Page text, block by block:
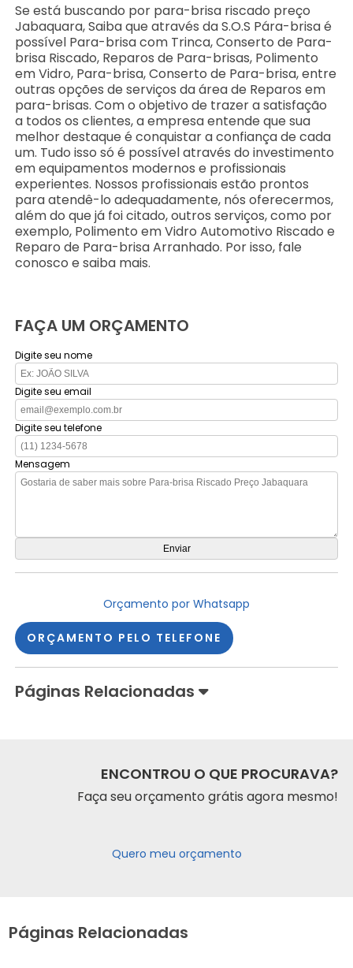
Se está buscando por para-brisa riscado preço
Jabaquara, Saiba que através da S.O.S Pára-brisa é
possível Para-brisa com Trinca, Conserto de Para-
brisa Riscado, Reparos de Para-brisas, Polimento
em Vidro, Para-brisa, Conserto de Para-brisa, entre
outras opções de serviços da área de Reparos em
para-brisas. Com o objetivo de trazer a satisfação
a todos os clientes, a empresa entende que sua
melhor destaque é conquistar a confiança de cada
um. Tudo isso só é possível através do investimento
em equipamentos modernos e profissionais
experientes. Nossos profissionais estão prontos
para atendê-lo adequadamente, nós oferecermos,
além do que já foi citado, outros serviços, como por
exemplo, Polimento em Vidro Automotivo Riscado e
Reparo de Para-brisa Arranhado. Por isso, fale
conosco e saiba mais.
FAÇA UM ORÇAMENTO
Digite seu nome
Digite seu email
Digite seu telefone
Mensagem
Orçamento por Whatsapp
ORÇAMENTO PELO TELEFONE
Páginas Relacionadas
ENCONTROU O QUE PROCURAVA?
Faça seu orçamento grátis agora mesmo!
Quero meu orçamento
Páginas Relacionadas